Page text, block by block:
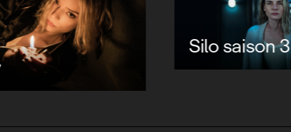
Silo saison 3